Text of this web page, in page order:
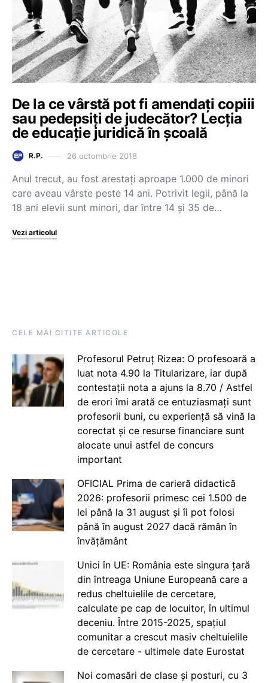
De la ce vârstă pot fi amendați copiii
sau pedepsiți de judecător? Lecția
de educație juridică în școală
R.P. 26 octombrie 2018
Anul trecut, au fost arestați aproape 1.000 de minori
care aveau vârste peste 14 ani. Potrivit legii, până la
18 ani elevii sunt minori, dar între 14 și 35 de…
Vezi articolul
CELE MAI CITITE ARTICOLE
Profesorul Petruț Rizea: O profesoară a
luat nota 4.90 la Titularizare, iar după
contestații nota a ajuns la 8.70 / Astfel
de erori îmi arată ce entuziasmați sunt
profesorii buni, cu experiență să vină la
corectat și ce resurse financiare sunt
alocate unui astfel de concurs
important
OFICIAL Prima de carieră didactică
2026: profesorii primesc cei 1.500 de
lei până la 31 august și îi pot folosi
până în august 2027 dacă rămân în
învățământ
Unici în UE: România este singura țară
din întreaga Uniune Europeană care a
redus cheltuielile de cercetare,
calculate pe cap de locuitor, în ultimul
deceniu. Între 2015-2025, spațiul
comunitar a crescut masiv cheltuielile
de cercetare - ultimele date Eurostat
Noi comasări de clase și posturi, cu 3